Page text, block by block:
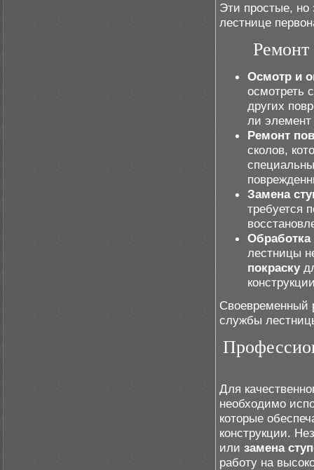
Эти простые, но
лестнице
Ремонт
Осмотр и
осмотреть
других
ли
Ремонт
сколов,
Замена
требуется
Обработка
лестницы
покраску
Своевременный
службы
Для
необходимо
которые
конструкции.
или замена
работу на